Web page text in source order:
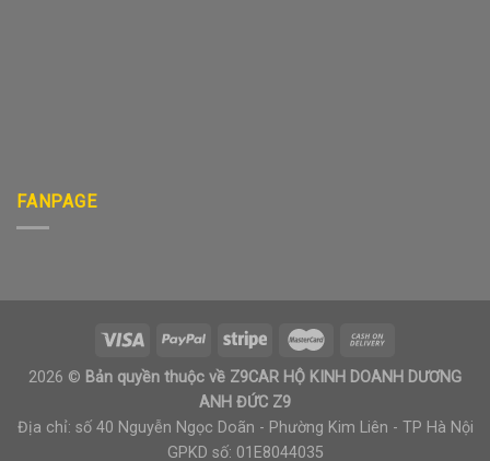
FANPAGE
2026 © Bản quyền thuộc về Z9CAR HỘ KINH DOANH DƯƠNG
ANH ĐỨC Z9
Địa chỉ: số 40 Nguyễn Ngọc Doãn - Phường Kim Liên - TP Hà Nội
GPKD số: 01E8044035